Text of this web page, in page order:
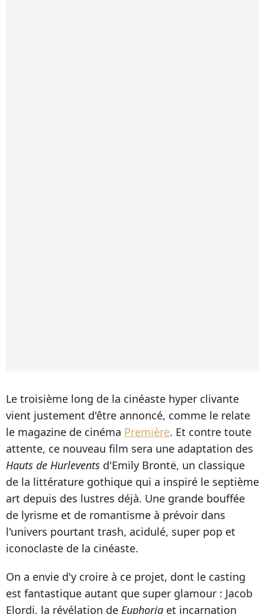
Le troisième long de la cinéaste hyper clivante
vient justement d'être annoncé, comme le relate
le magazine de cinéma Première. Et contre toute
attente, ce nouveau film sera une adaptation des
Hauts de Hurlevents d'Emily Brontë, un classique
de la littérature gothique qui a inspiré le septième
art depuis des lustres déjà. Une grande bouffée
de lyrisme et de romantisme à prévoir dans
l'univers pourtant trash, acidulé, super pop et
iconoclaste de la cinéaste.
On a envie d'y croire à ce projet, dont le casting
est fantastique autant que super glamour : Jacob
Elordi, la révélation de Euphoria et incarnation